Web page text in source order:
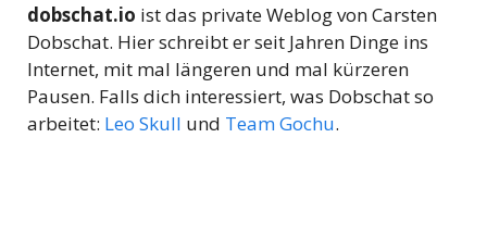
dobschat.io ist das private Weblog von Carsten
Dobschat. Hier schreibt er seit Jahren Dinge ins
Internet, mit mal längeren und mal kürzeren
Pausen. Falls dich interessiert, was Dobschat so
arbeitet: Leo Skull und Team Gochu.